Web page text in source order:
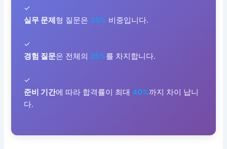
✓
실무 문제형 질문은 35% 비중입니다.
✓
경험 질문은 전체의 25%를 차지합니다.
✓
준비 기간에 따라 합격률이 최대40%까지 차이 납니
다.